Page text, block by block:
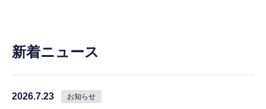
新着ニュース
2026.7.23 お知らせ